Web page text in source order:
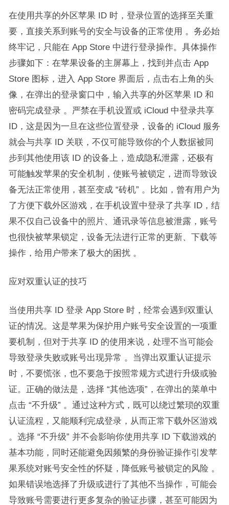
在使用共享的外区苹果 ID 时，登录位置的选择至关重
要，直接关系到账号的安全与设备的正常使用 。务必始
终牢记，只能在 App Store 中进行登录操作。具体操作
步骤如下：在苹果设备的主屏幕上，找到并点击 App
Store 图标，进入 App Store 界面后，点击右上角的头
像，在弹出的登录窗口中，输入共享的外区苹果 ID 和
密码完成登录 。严禁在手机设置或 iCloud 中登录共享
ID，这是因为一旦在这些位置登录，设备的 iCloud 服务
就会与共享 ID 关联，不仅可能导致你的个人数据被同
步到其他使用该 ID 的设备上，造成隐私泄露，还极有
可能触发苹果的安全机制，使账号被锁定，进而导致设
备无法正常使用，甚至变成 “砖机” 。比如，曾有用户为
了方便下载外区游戏，在手机设置中登录了共享 ID，结
果不仅自己设备中的照片、通讯录等信息被泄露，账号
也很快被苹果锁定，设备无法进行正常的更新、下载等
操作，给用户带来了极大的困扰 。​
应对双重认证的技巧​
当使用共享 ID 登录 App Store 时，经常会遇到双重认
证的情况。这是苹果为保护用户账号安全设置的一项重
要机制，但对于共享 ID 的使用来说，处理不当可能会
导致登录失败或账号出现异常 。当弹出双重认证提示
时，不要慌张，也不要急于按照常规方式进行升级或验
证。正确的做法是，选择 “其他选项”，在弹出的菜单中
点击 “不升级” 。通过这种方式，既可以绕过繁琐的双重
认证流程，又能顺利完成登录，从而正常下载外区游戏
。选择 “不升级” 并不会影响你使用共享 ID 下载游戏的
基本功能，同时还能避免因频繁的身份验证操作引发苹
果系统对账号安全性的怀疑，降低账号被锁定的风险 。
如果错误地选择了升级或进行了其他不当操作，可能会
导致账号需要进行更多复杂的验证步骤，甚至可能因为